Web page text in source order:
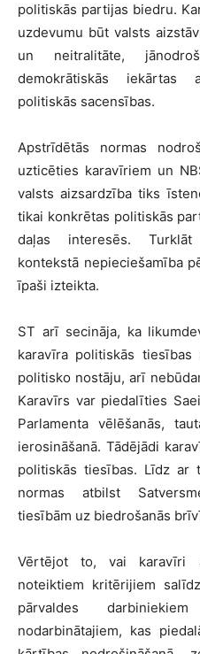
politiskās partijas biedru.
uzdevumu būt valsts
un neitralitāte,
demokrātiskās iekārtas
politiskās sacensības.
Apstrīdētās normas
uzticēties karavīriem un
valsts aizsardzība tiks
tikai konkrētas politiskās
daļas interesēs. Turklāt
kontekstā nepieciešamība
īpaši izteikta.
ST arī secināja, ka
karavīra politiskās
politisko nostāju, arī
Karavīrs var piedalīties
Parlamenta vēlēšanās,
ierosināšanā. Tādējādi
politiskās tiesības. Līdz ar
normas atbilst
tiesībām uz biedrošanās
Vērtējot to, vai karavīri
noteiktiem kritērijiem
pārvaldes
nodarbinātajiem, kas